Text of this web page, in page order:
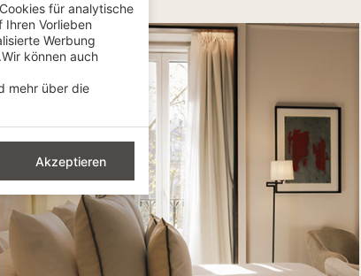
für analytische
Vorlieben
Werbung
können auch
mehr über die
Akzeptieren